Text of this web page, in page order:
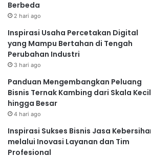
Berbeda
2 hari ago
Inspirasi Usaha Percetakan Digital
yang Mampu Bertahan di Tengah
Perubahan Industri
3 hari ago
Panduan Mengembangkan Peluang
Bisnis Ternak Kambing dari Skala Kecil
hingga Besar
4 hari ago
Inspirasi Sukses Bisnis Jasa
melalui Inovasi Layanan dan Tim
Profesional